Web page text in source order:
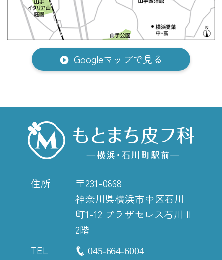
Googleマップで見る
住所
〒231-0868
神奈川県横浜市中区石川
町1-12 プラザセレス石川 II
2階
TEL
045-664-6004